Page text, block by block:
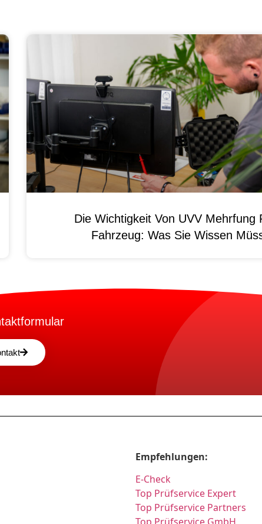
Die Wichtigkeit Von UVV Mehrfung
Fahrzeug: Was Sie Wissen
Empfehlungen:
E-Check
Top Prüfservice Expert
Top Prüfservice Partners